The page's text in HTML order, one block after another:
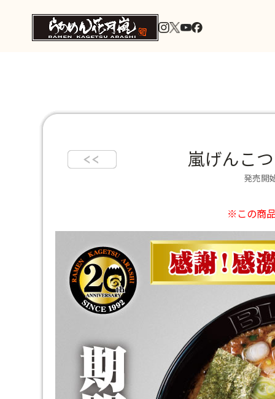
嵐げんこ
発売開
※この商